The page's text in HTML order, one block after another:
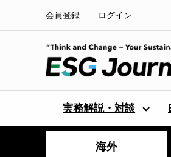
会員登録 ログイン
実務解説・対談
海外